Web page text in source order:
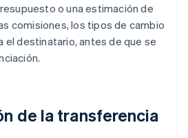
o una estimación de
comisiones, los tipos de cambio
el destinatario, antes de que se
de la transferencia